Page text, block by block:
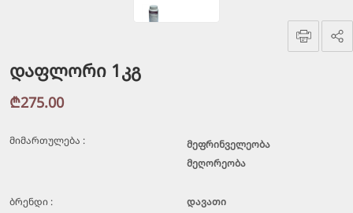
დაფლორი 1კგ
₾275.00
მიმართულება :
მეფრინველეობა
მეღორეობა
ბრენდი : დავათი